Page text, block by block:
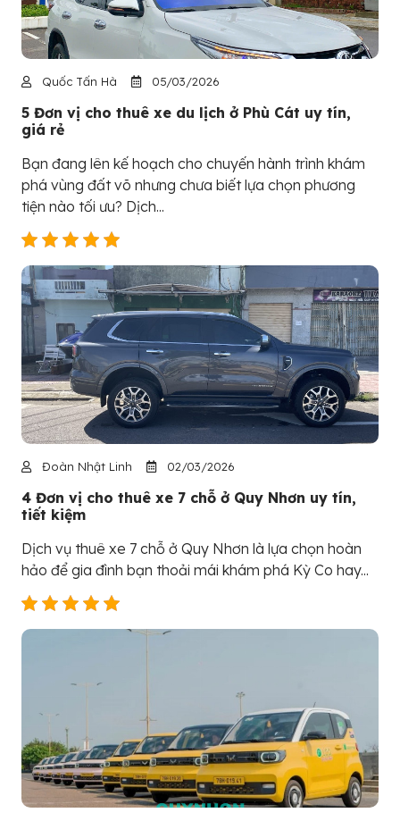
Quốc Tấn Hà 05/03/2026
5 Đơn vị cho thuê xe du lịch ở Phù Cát uy tín,
giá rẻ
Bạn đang lên kế hoạch cho chuyến hành trình khám
phá vùng đất võ nhưng chưa biết lựa chọn phương
tiện nào tối ưu? Dịch...
Đoàn Nhật Linh 02/03/2026
4 Đơn vị cho thuê xe 7 chỗ ở Quy Nhơn uy tín,
tiết kiệm
Dịch vụ thuê xe 7 chỗ ở Quy Nhơn là lựa chọn hoàn
hảo để gia đình bạn thoải mái khám phá Kỳ Co hay...